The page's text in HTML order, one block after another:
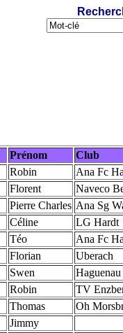
Prénom
Club
Robin
Ana Fc
Florent
Naveco
Pierre Charles Ana Sg
Céline
LG Hardt
Téo
Ana Fc
Florian
Uberach
Swen
Haguenau
Robin
TV
Thomas
Oh
Jimmy